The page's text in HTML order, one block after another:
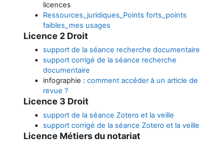
licences
Ressources_juridiques_Points forts_points
faibles_mes usages
Licence 2 Droit
support de la séance recherche documentaire
support corrigé de la séance recherche
documentaire
infographie : comment accéder à un article de
revue ?
Licence 3 Droit
support de la séance Zotero et la veille
support corrigé de la séance Zotero et la veille
Licence Métiers du notariat